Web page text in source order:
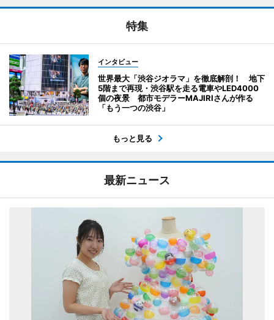
特集
インタビュー
世界最大「渋谷ジオラマ」を徹底解剖！ 地下
5階まで再現・渋谷駅を走る電車やLED4000
個の夜景 都市モデラーMAJIRIさんが作る
「もう一つの渋谷」
もっと見る
最新ニュース